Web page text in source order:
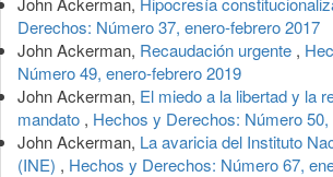
Derechos: Número 37, enero-febrero 2017
John Ackerman, Recaudación urgente ,
Número 49, enero-febrero 2019
John Ackerman, El miedo a la libertad y la
mandato , Hechos y Derechos: Número
John Ackerman, La avaricia del Instituto
(INE) , Hechos y Derechos: Número 67,